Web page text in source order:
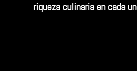
riqueza culinaria en cada